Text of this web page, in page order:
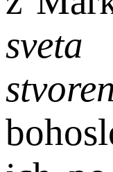
sveta